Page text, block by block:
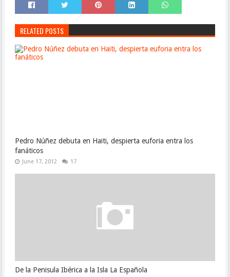
RELATED POSTS
Pedro Núñez debuta en Haiti, despierta euforia entra los
fanáticos
June 17, 2012 17
De la Penisula Ibérica a la Isla La Española